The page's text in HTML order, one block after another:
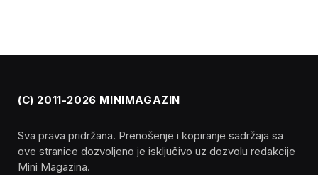
(C) 2011-2026 MINIMAGAZIN
Sva prava pridržana. Prenošenje i kopiranje sadržaja sa
ove stranice dozvoljeno je isključivo uz dozvolu redakcije
Mini Magazina.